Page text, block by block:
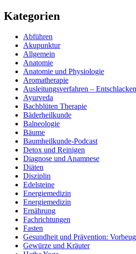
Kategorien
Abführen
Akupunktur
Allgemein
Anatomie
Anatomie und Physiologie
Aromatherapie
Ausleitungsverfahren – Entschlacken
Ayurveda
Bachblüten Therapie
Bäderheilkunde
Balneologie
Bäume
Baumheilkunde-Podcast
Detox und Reinigen
Diagnose und Anamnese
Diäten
Disziplin
Edelsteine
Energiemedizin
Energiemedizin
Ernährung
Fachrichtungen
Fasten
Gesundheit und Prävention:
Gewürze und Kräuter